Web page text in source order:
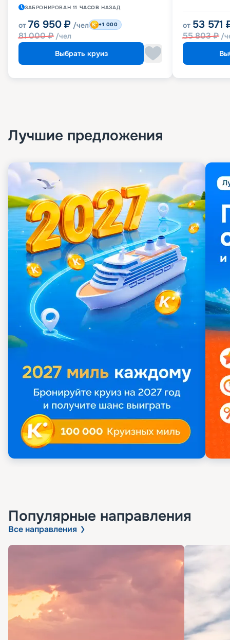
ЗАБРОНИРОВАН 11 ЧАСОВ НАЗАД
от 76 950 ₽ /чел
81 000₽ /чел
+1 000
Выбрать круиз
от 53 571
55 803₽ /
Лучшие предложения
Популярные направления
Все направления